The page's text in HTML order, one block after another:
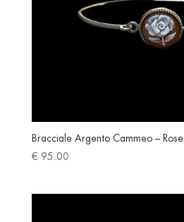
Bracciale Argento Cammeo – Rose
€ 95.00